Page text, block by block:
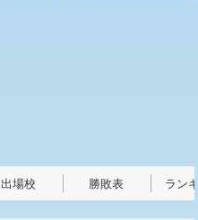
出場校 勝敗表 ラン